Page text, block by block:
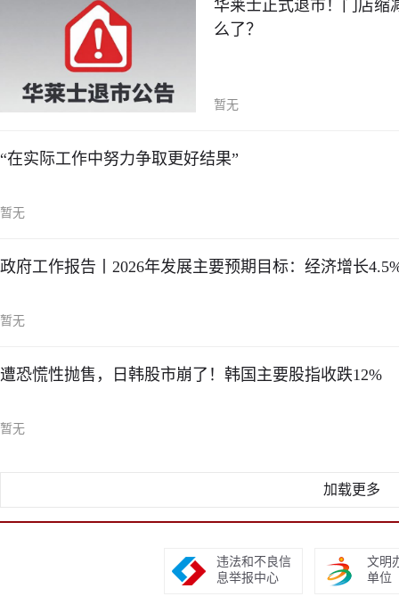
华莱士正式退市！门店缩
么了？
暂无
“在实际工作中努力争取更好结果”
暂无
政府工作报告丨2026年发展主要预期目标：经济增长
暂无
遭恐慌性抛售，日韩股市崩了！韩国主要股指收跌12%
暂无
加载更多
违法和不良信
息举报中心
文明
单位